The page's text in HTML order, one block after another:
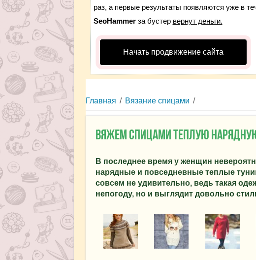
раз, а первые результаты появляются уже в
SeoHammerза бустер вернут деньги.
Начать продвижение сайта
Главная / Вязание спицами /
Вяжем спицами теплую
В последнее время у женщин
нарядные и повседневные теплые
совсем не удивительно, ведь такая
непогоду, но и выглядит довольно